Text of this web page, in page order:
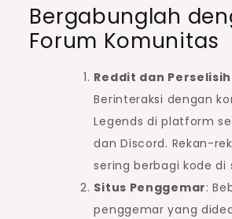
Bergabunglah
Forum Komunitas
Reddit dan
Berinteraksi dengan
Legends di platform
dan Discord. Rekan-
sering berbagi kode di
Situs Penggemar:
penggemar yang